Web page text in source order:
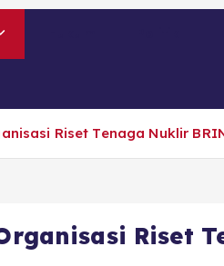
Riset Tenaga Nuklir
Riset